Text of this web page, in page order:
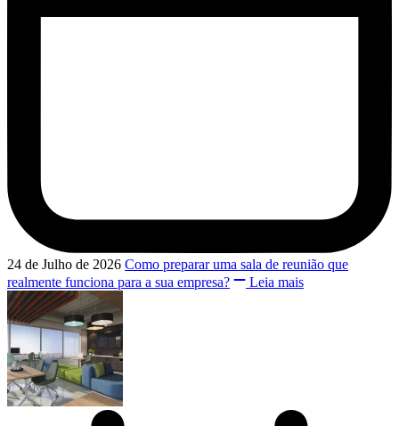
24 de Julho de 2026 Como preparar uma sala de reunião que
realmente funciona para a sua empresa?
Leia mais